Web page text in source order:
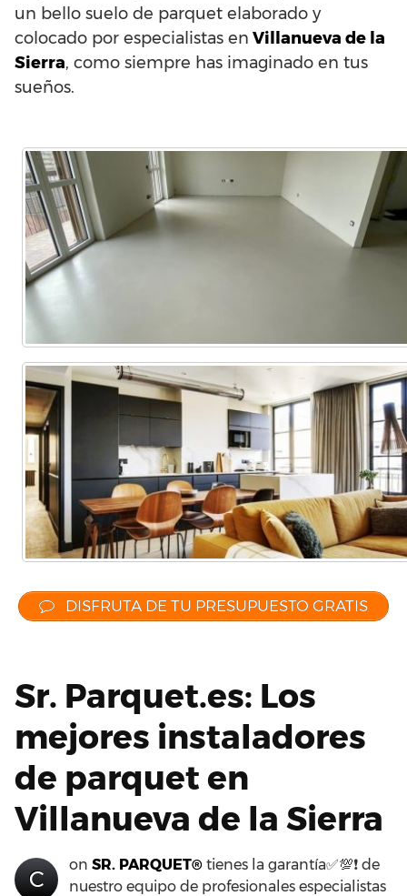
un bello suelo de parquet elaborado y
colocado por especialistas en Villanueva de la
Sierra, como siempre has imaginado en tus
sueños.
DISFRUTA DE TU PRESUPUESTO GRATIS
Sr. Parquet.es: Los
mejores instaladores
de parquet en
Villanueva de la Sierra
C
on SR. PARQUET® tienes la garantía✅💯❗ de
nuestro equipo de profesionales especialistas